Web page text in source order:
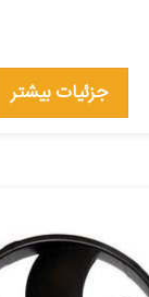
جزئیات بیشتر